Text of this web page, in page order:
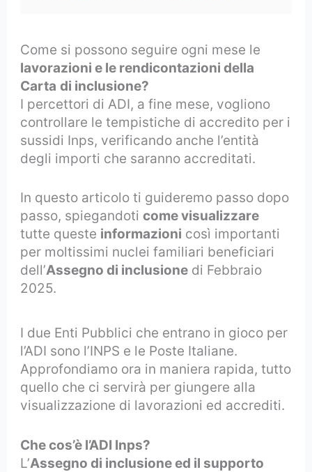
Come si possono seguire ogni mese le
lavorazioni e le rendicontazioni della
Carta di inclusione?
I percettori di ADI, a fine mese, vogliono
controllare le tempistiche di accredito per i
sussidi Inps, verificando anche l’entità
degli importi che saranno accreditati.
In questo articolo ti guideremo passo dopo
passo, spiegandoticome visualizzare
tutte queste informazioni così importanti
per moltissimi nuclei familiari beneficiari
dell’Assegno di inclusione di Febbraio
2025.
I due Enti Pubblici che entrano in gioco per
l’ADI sono l’INPS e le Poste Italiane.
Approfondiamo ora in maniera rapida, tutto
quello che ci servirà per giungere alla
visualizzazione di lavorazioni ed accrediti.
Che cos’è l’ADI Inps?
L’Assegno di inclusione ed il supporto